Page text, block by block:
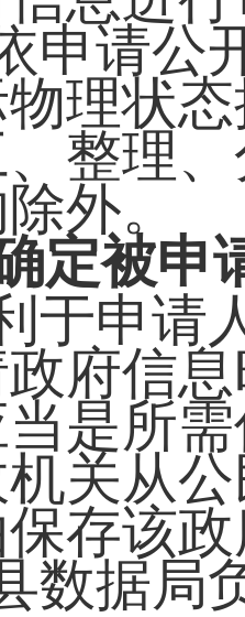
申请公
理状
整理
外。
定被申
于申请
政府信
是所
关从
存该
数据局